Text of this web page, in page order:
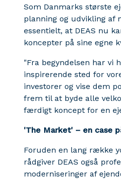
Som Danmarks største
planning og udvikling af
essentielt, at DEAS nu
koncepter på sine egne
"Fra begyndelsen har vi
inspirerende sted for
investorer og vise dem
frem til at byde alle
færdigt koncept for en
'The Market' – en case
Foruden en lang række
rådgiver DEAS også
moderniseringer af